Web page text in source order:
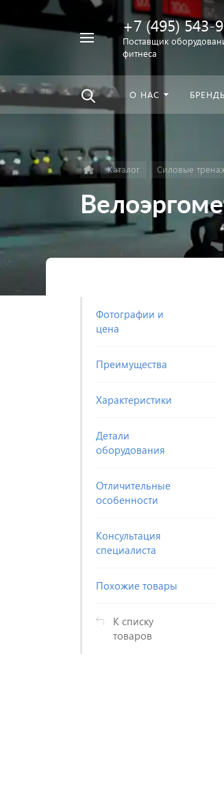
+7 (495) 543-
Поставщик
фитнеса
О НАС
Каталог Силовые
Фотографии и
цена
Преимущества
Характеристики
Детали
оборудования
Отличительные
особенности
Консультация
специалиста
Похожие товары
К списку
товаров